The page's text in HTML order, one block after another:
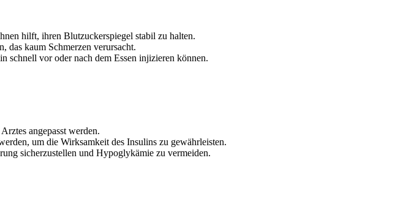
hilft, ihren Blutzuckerspiegel stabil zu halten.
das kaum Schmerzen verursacht.
schnell vor oder nach dem Essen injizieren können.
angepasst werden.
um die Wirksamkeit des Insulins zu gewährleisten.
sicherzustellen und Hypoglykämie zu vermeiden.